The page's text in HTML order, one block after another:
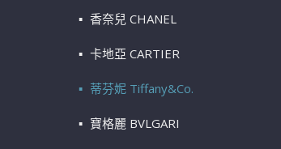
香奈兒 CHANEL
卡地亞 CARTIER
蒂芬妮 Tiffany&Co.
寶格麗 BVLGARI